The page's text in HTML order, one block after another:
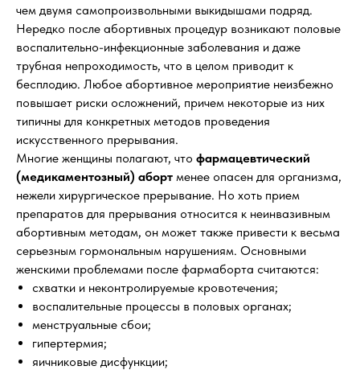
чем двумя самопроизвольными выкидышами подряд.
Нередко после абортивных процедур возникают половые
воспалительно-инфекционные заболевания и даже
трубная непроходимость, что в целом приводит к
бесплодию. Любое абортивное мероприятие неизбежно
повышает риски осложнений, причем некоторые из них
типичны для конкретных методов проведения
искусственного прерывания.
Многие женщины полагают, что фармацевтический
(медикаментозный) аборт менее опасен для организма,
нежели хирургическое прерывание. Но хоть прием
препаратов для прерывания относится к неинвазивным
абортивным методам, он может также привести к весьма
серьезным гормональным нарушениям. Основными
женскими проблемами после фармаборта считаются:
схватки и неконтролируемые кровотечения;
воспалительные процессы в половых органах;
менструальные сбои;
гипертермия;
яичниковые дисфункции;